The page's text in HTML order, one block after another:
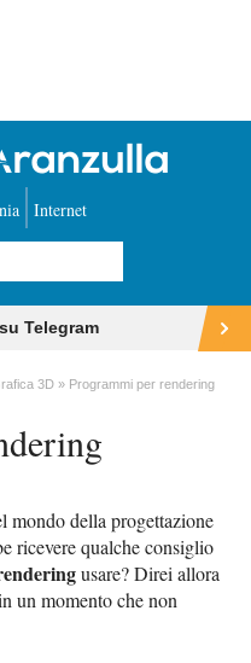
Internet
Telegram
3D Programmi per rendering
mondo della progettazione
ricevere qualche consiglio
usare? Direi allora
un momento che non